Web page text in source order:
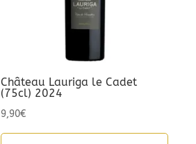
Château Lauriga le Cadet
(75cl) 2024
9,90€